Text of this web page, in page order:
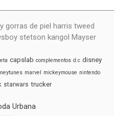
gorras de piel harris tweed
stetson kangol Mayser
capslab complementos d.c disney
marvel mickeymouse nintendo
starwars trucker
Urbana